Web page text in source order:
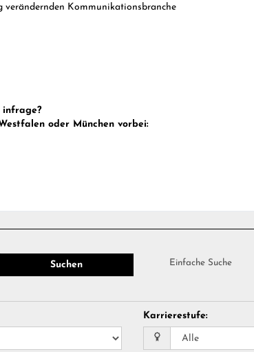
Kommunikationsbranche
infrage?
oder München vorbei:
Suchen Einfache Suche
Karrierestufe: